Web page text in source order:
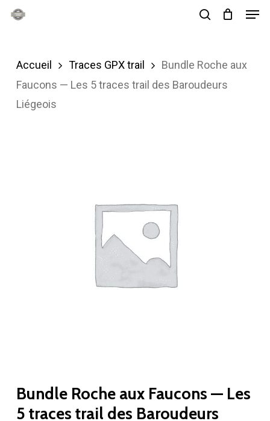
Skip
content
Accueil Traces GPX trail
Bundle Roche aux
Faucons — Les 5 traces trail des Baroudeurs
Liégeois
Bundle Roche aux Faucons — Les
5 traces trail des Baroudeurs